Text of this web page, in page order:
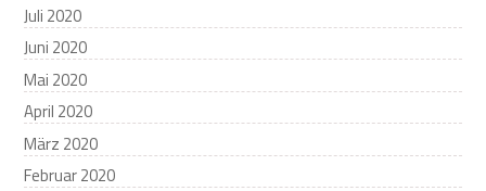
Juli 2020
Juni 2020
Mai 2020
April 2020
März 2020
Februar 2020